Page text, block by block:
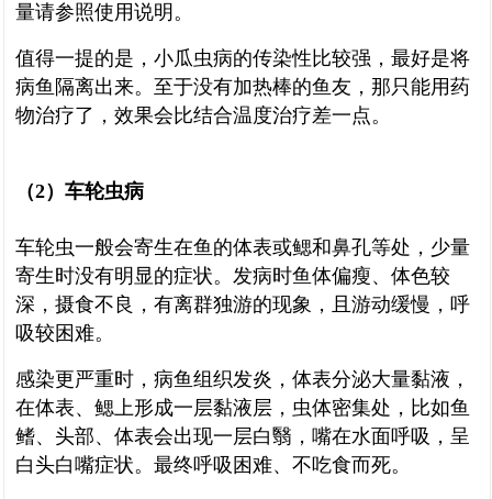
量请参照使用说明。
值得一提的是，小瓜虫病的传染性比较强，最好是将
病鱼隔离出来。至于没有加热棒的鱼友，那只能用药
物治疗了，效果会比结合温度治疗差一点。
（2）车轮虫病
车轮虫一般会寄生在鱼的体表或鳃和鼻孔等处，少量
寄生时没有明显的症状。发病时鱼体偏瘦、体色较
深，摄食不良，有离群独游的现象，且游动缓慢，呼
吸较困难。
感染更严重时，病鱼组织发炎，体表分泌大量黏液，
在体表、鳃上形成一层黏液层，虫体密集处，比如鱼
鳍、头部、体表会出现一层白翳，嘴在水面呼吸，呈
白头白嘴症状。最终呼吸困难、不吃食而死。